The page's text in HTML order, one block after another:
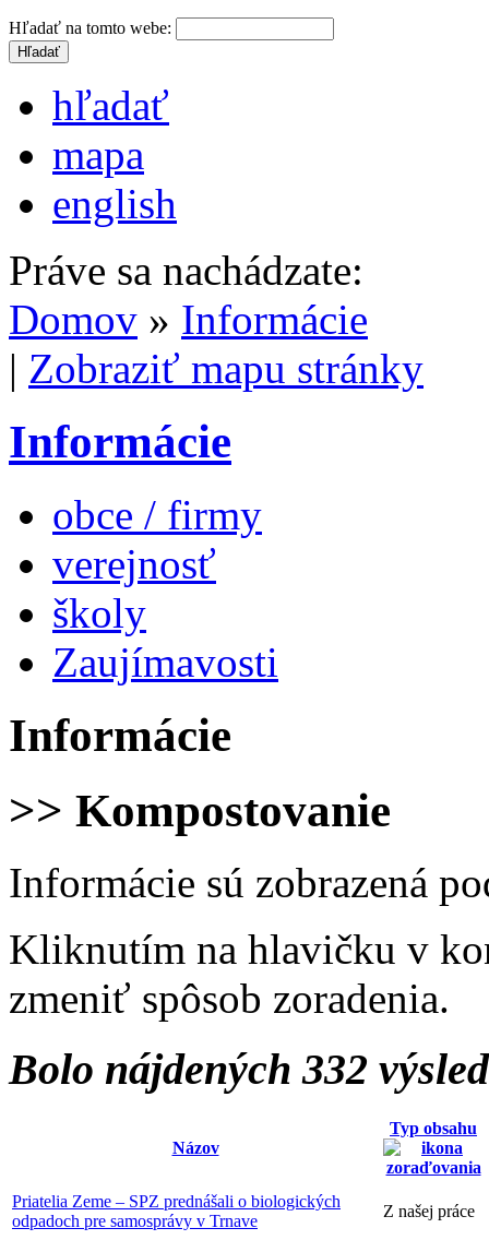
Hľadať na tomto webe:
hľadať
mapa
english
Práve sa nachádzate:
Domov » Informácie
| Zobraziť mapu stránky
Informácie
obce / firmy
verejnosť
školy
Zaujímavosti
Informácie
>> Kompostovanie
Informácie sú zobrazená
Kliknutím na hlavičku v
zmeniť spôsob zoradenia.
Bolo nájdených 332
Názov
Typ obsahu
Priatelia Zeme – SPZ prednášali o biologických
odpadoch pre samosprávy v Trnave
Z našej práce